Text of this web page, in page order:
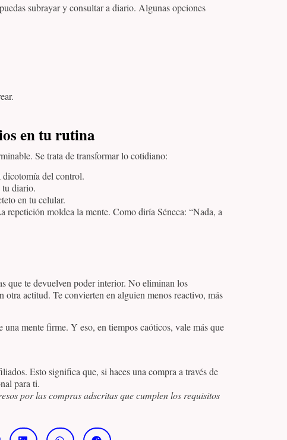
subrayar y consultar a diario. Algunas opciones
en tu rutina
Se trata de transformar lo cotidiano:
dicotomía del control.
diario.
en tu celular.
repetición moldea la mente. Como diría Séneca: “Nada, a
que te devuelven poder interior. No eliminan los
otra actitud. Te convierten en alguien menos reactivo, más
mente firme. Y eso, en tiempos caóticos, vale más que
Esto significa que, si haces una compra a través de
para ti.
por las compras adscritas que cumplen los requisitos